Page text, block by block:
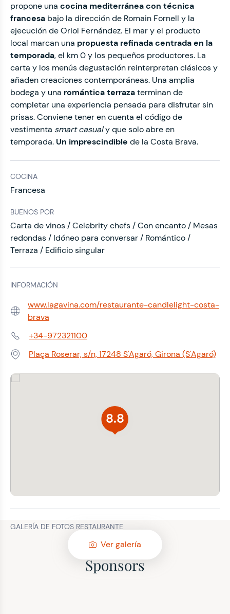
propone una cocina mediterránea con técnica
francesa bajo la dirección de Romain Fornell y la
ejecución de Oriol Fernández. El mar y el producto
local marcan una propuesta refinada centrada en la
temporada, el km 0 y los pequeños productores. La
carta y los menús degustación reinterpretan clásicos y
añaden creaciones contemporáneas. Una amplia
bodega y una romántica terrazaterminan de
completar una experiencia pensada para disfrutar sin
prisas. Conviene tener en cuenta el código de
vestimenta smart casualy que solo abre en
temporada. Un imprescindible de la Costa Brava.
COCINA
Francesa
BUENOS POR
Carta de vinos / Celebrity chefs / Con encanto / Mesas
redondas / Idóneo para conversar / Romántico /
Terraza / Edificio singular
INFORMACIÓN
Web:
www.lagavina.com/restaurante-candlelight-costa-
brava
Teléfono:+34-972321100
Dirección:Plaça Roserar, s/n, 17248 S'Agaró, Girona (S'Agaró)
8.8
GALERÍA DE FOTOS RESTAURANTE
Ver galería
Sponsors